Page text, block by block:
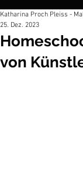
von
Katharina Proch Pleiss -
25. Dez. 2023